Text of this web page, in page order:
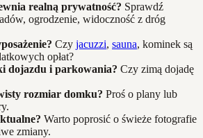
realną prywatność? Sprawdź
ogrodzenie, widoczność z dróg
Czy jacuzzi, sauna, kominek są
opłat?
dojazdu i parkowania? Czy zimą dojadę
rozmiar domku? Proś o plany lub
Warto poprosić o świeże fotografie
zmiany.